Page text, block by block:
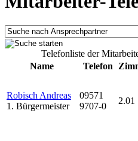
Telefonliste der
Name
Telefon
Robisch Andreas
1. Bürgermeister
09571
9707-0
2.01